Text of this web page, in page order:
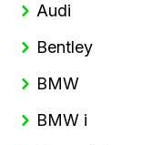
Audi
Bentley
BMW
BMW i